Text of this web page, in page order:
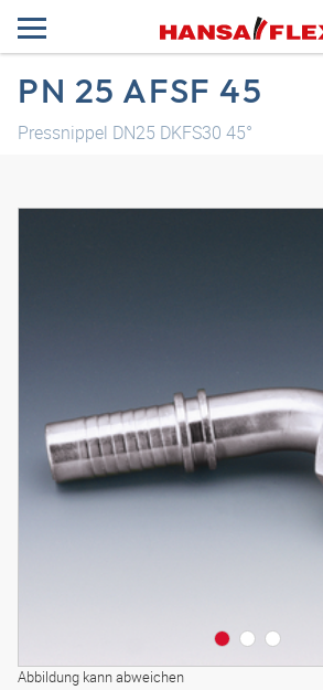
PN 25 AFSF 45
Pressnippel DN25 DKFS30 45°
Abbildung kann abweichen
3D Modell